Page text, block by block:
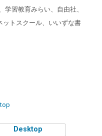
習教育みらい、自由社、
ットスクール、いいずな書
Desktop